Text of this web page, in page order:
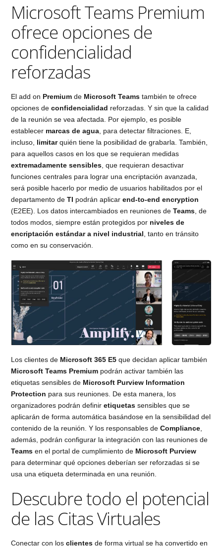
Microsoft Teams Premium
ofrece opciones de
confidencialidad
reforzadas
El add on Premium de Microsoft Teams también te ofrece
opciones deconfidencialidad reforzadas. Y sin que la calidad
de la reunión se vea afectada. Por ejemplo, es posible
establecer marcas de agua , para detectar filtraciones. E,
incluso, limitarquién tiene la posibilidad de grabarla. También,
para aquellos casos en los que se requieran medidas
extremadamente sensibles , que requieran desactivar
funciones centrales para lograr una encriptación avanzada,
será posible hacerlo por medio de usuarios habilitados por el
departamento deTI podrán aplicarend-to-end encryption
(E2EE). Los datos intercambiados en reuniones deTeams , de
todos modos, siempre están protegidos por niveles de
encriptación estándar a nivel industrial , tanto en tránsito
como en su conservación.
Los clientes de Microsoft 365 E5 que decidan aplicar también
Microsoft Teams Premium podrán activar también las
etiquetas sensibles de Microsoft Purview Information
Protection para sus reuniones. De esta manera, los
organizadores podrán definiretiquetassensibles que se
aplicarán de forma automática basándose en la sensibilidad del
contenido de la reunión. Y los responsables deCompliance
además, podrán configurar la integración con las reuniones de
Teams en el portal de cumplimiento de Microsoft Purview
para determinar qué opciones deberían ser reforzadas si se
usa una etiqueta determinada en una reunión.
Descubre todo el potencial
de las Citas Virtuales
Conectar con losclientesde forma virtual se ha convertido en